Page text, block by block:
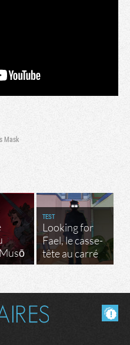
Mask
TEST
Looking for
Fael, le casse-
tête au carré
lus.